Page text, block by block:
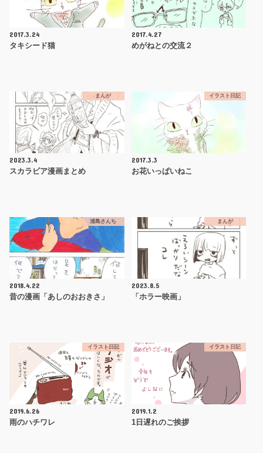
2017.3.24
タキシード猫
2017.4.27
めがねとの交流２
まんが
2023.3.4
スカラビア漫画まとめ
イラスト日記
2017.3.3
お花いっぱいねこ
浦島さんち
2018.4.22
昔の漫画「あしのおおきさ」
まんが
2023.8.5
「ホラー映画」
イラスト日記
2019.6.26
雨のハチワレ
イラスト日記
2019.1.2
1日遅れのご挨拶